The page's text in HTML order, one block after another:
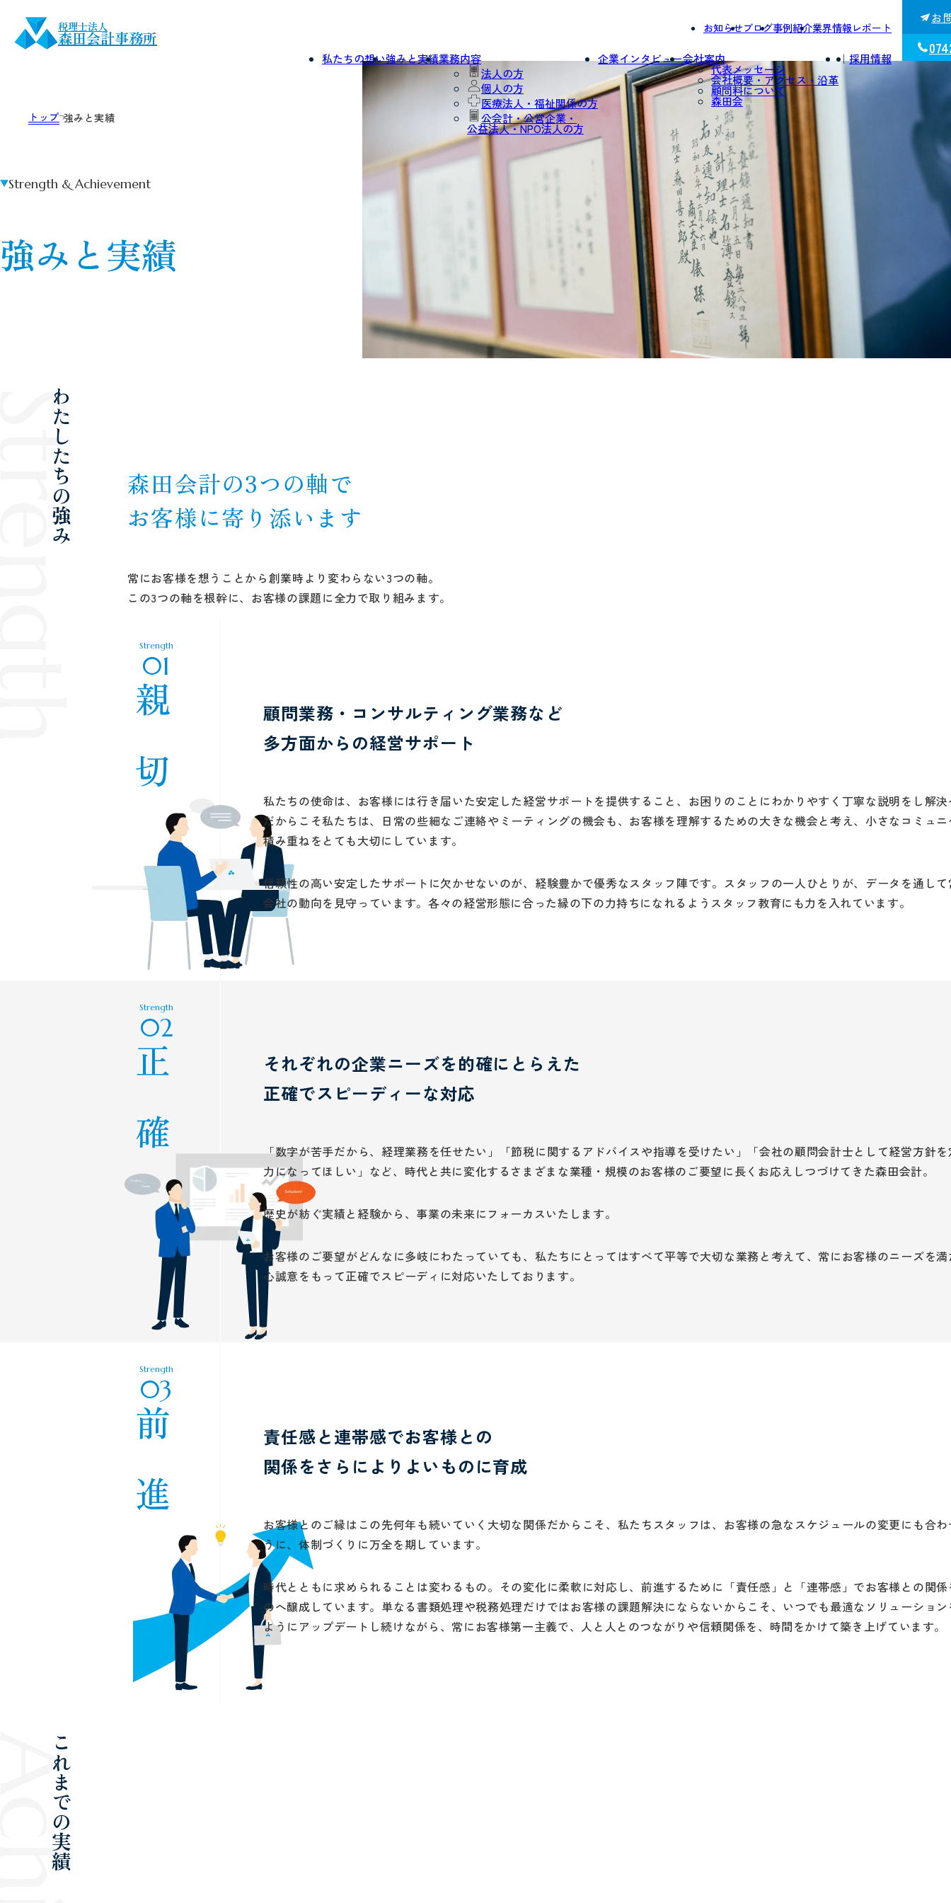
税理士法人
森田会計事務所 お知らせブログ事例紹介業界情報レポート
私たちの想い強みと実績業務内容
法人の方
個人の方
医療法人・福祉関係の方
公会計・公営企業・
公益法人・NPO法人の方
企業インタビュー会社案内
代表メッセージ
会社概要・アクセス・沿革
顧問料について
森田会
｜採用情報
お
トップ 強みと実績
強みと実績
Strength & Achievement
わたしたちの強み
森田会計の3つの軸で
お客様に寄り添います
常にお客様を想うことから創業時より変わらない3つの軸。
この3つの軸を根幹に、お客様の課題に全力で取り組みます。
Strength
01
親 切 顧問業務・ コンサルティング業務など
多方面からの経営サポート
私たちの使命は、お客様には行き届いた安定した経営サポートを提供すること、お困りのことにわかりやすく丁寧な説明をし解
だからこそ私たちは、日常の些細なご連絡やミーティングの機会も、お客様を理解するための大きな機会と考え、小さなコミュ
積み重ねをとても大切にしています。
信頼性の高い安定したサポートに欠かせないのが、経験豊かで優秀なスタッフ陣です。スタッフの一人ひとりが、データを通し
会社の動向を見守っています。各々の経営形態に合った縁の下の力持ちになれるようスタッフ教育にも力を入れています。
Strength
02
正 確
それぞれの企業ニーズを的確にとらえた
正確でスピーディーな対応
「数字が苦手だから、経理業務を任せたい」「節税に関するアドバイスや指導を受けたい」「会社の顧問会計士として経営方針
力になってほしい」など、時代と共に変化するさまざまな業種・規模のお客様のご要望に長くお応えしつづけてきた森田会計。
歴史が紡ぐ実績と経験から、事業の未来にフォーカスいたします。
お客様のご要望がどんなに多岐にわたっていても、私たちにとってはすべて平等で大切な業務と考えて、常にお客様のニーズを
心誠意をもって正確でスピーディに対応いたしております。
Strength
03
前 進
責任感と連帯感でお客様との
関係をさらによりよいものに育成
お客様とのご縁はこの先何年も続いていく大切な関係だからこそ、私たちスタッフは、お客様の急なスケジュールの変更にも合
うに、体制づくりに万全を期しています。
時代とともに求められることは変わるもの。その変化に柔軟に対応し、前進するために「責任感」と「連帯感」でお客様との関
のへ醸成しています。単なる書類処理や税務処理だけではお客様の課題解決にならないからこそ、いつでも最適なソリューショ
ようにアップデートし続けながら、常にお客様第一主義で、人と人とのつながりや信頼関係を、時間をかけて築き上げています。
これまでの実績